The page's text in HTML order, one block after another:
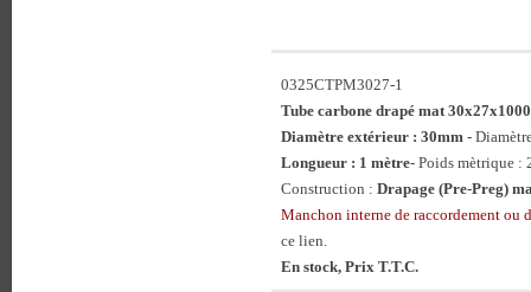
0325CTPM3027-1
Tube carbone drapé mat
Diamètre extérieur : 30mm -
Longueur : 1 mètre- Poids mètrique :
Construction : Drapage (Pre-Preg)
Manchon interne de raccordement ou
ce lien.
En stock, Prix T.T.C.